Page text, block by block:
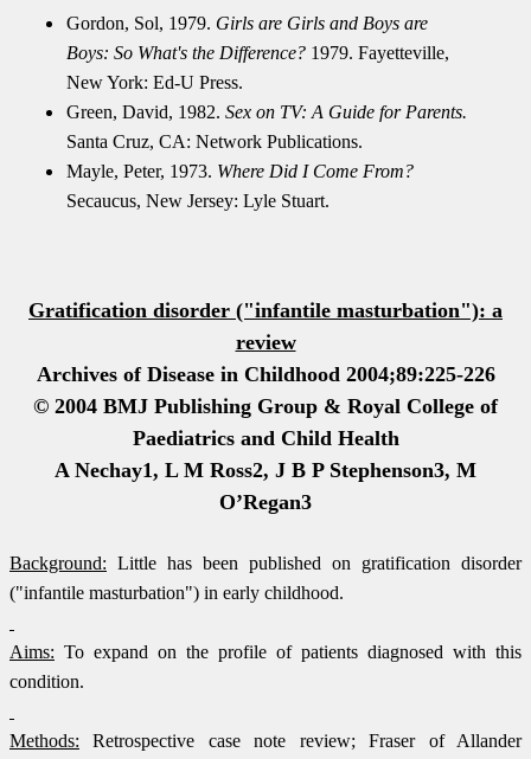
Gordon, Sol, 1979. Girls are Girls and Boys are
Boys: So What's the Difference? 1979. Fayetteville,
New York: Ed-U Press.
Green, David, 1982. Sex on TV: A Guide for Parents.
Santa Cruz, CA: Network Publications.
Mayle, Peter, 1973. Where Did I Come From?
Secaucus, New Jersey: Lyle Stuart.
Gratification disorder ("infantile masturbation"): a
review
Archives of Disease in Childhood 2004;89:225-226
© 2004 BMJ Publishing Group & Royal College of
Paediatrics and Child Health
A Nechay1, L M Ross2, J B P Stephenson3, M
O’Regan3
Background: Little has been published on gratification disorder
("infantile masturbation") in early childhood.
Aims: To expand on the profile of patients diagnosed with this
condition.
Methods: Retrospective case note review; Fraser of Allander